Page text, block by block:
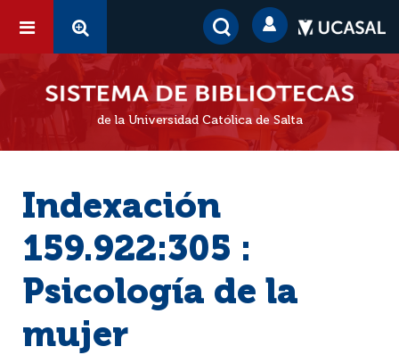
de la Universidad Católica de Salta
Indexación
159.922:305 :
Psicología de la
mujer